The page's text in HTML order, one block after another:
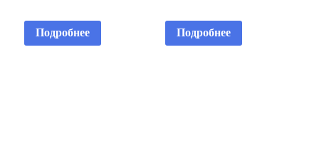
Подробнее
HP
Подробнее